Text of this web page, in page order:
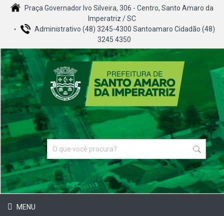
Praça Governador Ivo Silveira, 306 - Centro, Santo Amaro da
Imperatriz / SC
Administrativo (48) 3245-4300 Santoamaro Cidadão (48)
3245 4350
MENU